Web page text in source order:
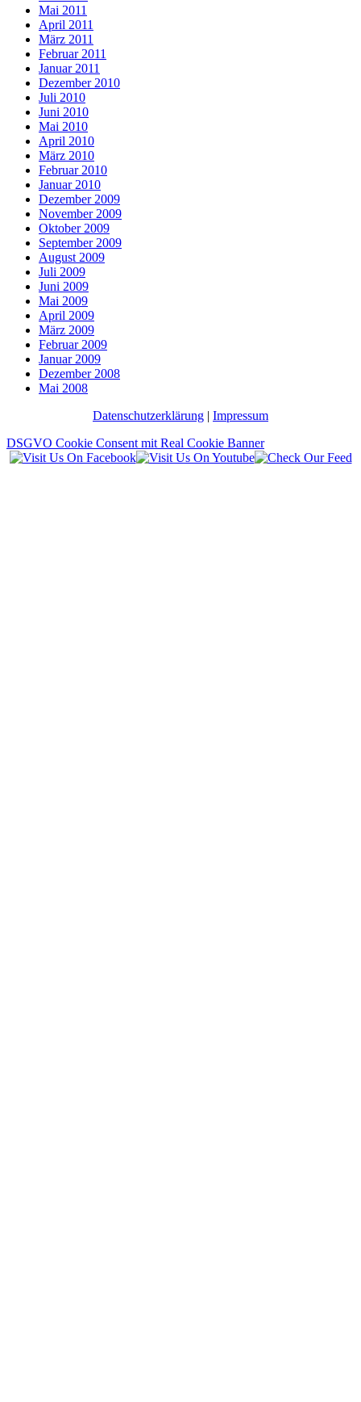
Mai 2011
April 2011
März 2011
Februar 2011
Januar 2011
Dezember 2010
Juli 2010
Juni 2010
Mai 2010
April 2010
März 2010
Februar 2010
Januar 2010
Dezember 2009
November 2009
Oktober 2009
September 2009
August 2009
Juli 2009
Juni 2009
Mai 2009
April 2009
März 2009
Februar 2009
Januar 2009
Dezember 2008
Mai 2008
Datenschutzerklärung | Impressum
DSGVO Cookie Consent mit Real Cookie Banner